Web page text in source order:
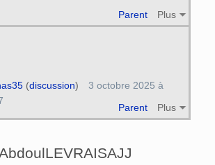
Parent Plus
Parent Plus
(discussion)
3 octobre 2025 à